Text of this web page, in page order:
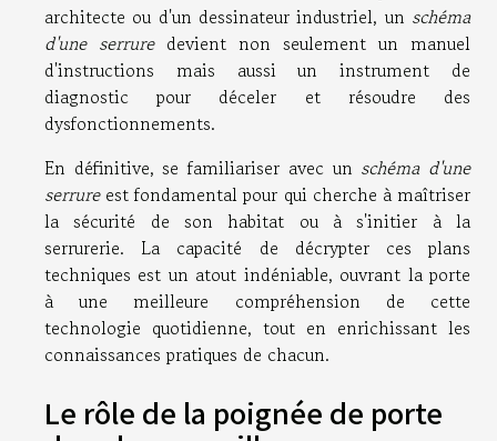
architecte ou d'un dessinateur industriel, un schéma
d'une serruredevient non seulement un manuel
d'instructions mais aussi un instrument de
diagnostic pour déceler et résoudre des
dysfonctionnements.
En définitive, se familiariser avec un schéma d'une
serrureest fondamental pour qui cherche à maîtriser
la sécurité de son habitat ou à s'initier à la
serrurerie. La capacité de décrypter ces plans
techniques est un atout indéniable, ouvrant la porte
à une meilleure compréhension de cette
technologie quotidienne, tout en enrichissant les
connaissances pratiques de chacun.
Le rôle de la poignée de porte